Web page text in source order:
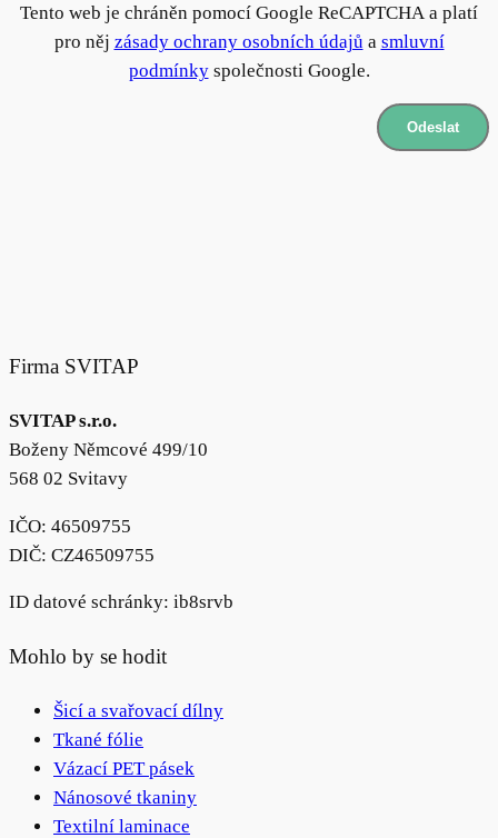
Tento web je chráněn pomocí Google ReCAPTCHA a platí
pro něj zásady ochrany osobních údajů a smluvní
podmínkyspolečnosti Google.
Odeslat
Firma SVITAP
SVITAP s.r.o.
Boženy Němcové 499/10
568 02 Svitavy
IČO: 46509755
DIČ: CZ46509755
ID datové schránky: ib8srvb
Mohlo by se hodit
Šicí a svařovací dílny
Tkané fólie
Vázací PET pásek
Nánosové tkaniny
Textilní laminace